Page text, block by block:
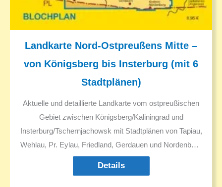
Landkarte Nord-Ostpreußens Mitte –
von Königsberg bis Insterburg (mit 6
Stadtplänen)
Aktuelle und detaillierte Landkarte vom ostpreußischen
Gebiet zwischen Königsberg/Kaliningrad und
Insterburg/Tschernjachowsk mit Stadtplänen von Tapiau,
Wehlau, Pr. Eylau, Friedland, Gerdauen und Nordenburg
(mit aktuellen und Vorkriegs-Straßennamen).
Details